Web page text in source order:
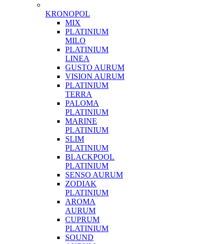
KRONOPOL
MIX
PLATINIUM
MILO
PLATINIUM
LINEA
GUSTO AURUM
VISION AURUM
PLATINIUM
TERRA
PALOMA
PLATINIUM
MARINE
PLATINIUM
SLIM
PLATINIUM
BLACKPOOL
PLATINIUM
SENSO AURUM
ZODIAK
PLATINIUM
AROMA
AURUM
CUPRUM
PLATINIUM
SOUND